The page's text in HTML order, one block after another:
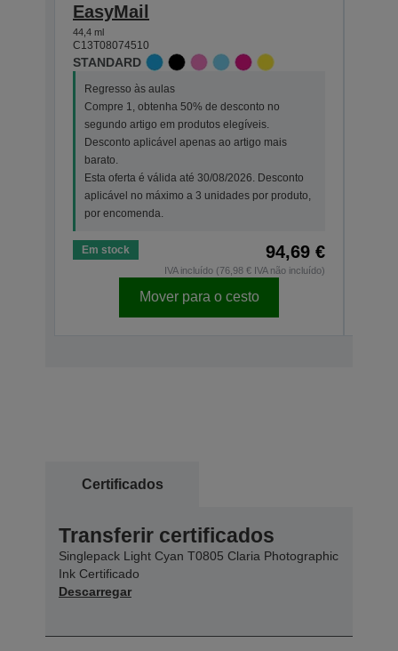
EasyMail
44,4 ml
C13T08074510
STANDARD
Regresso às aulas
Compre 1, obtenha 50% de desconto no
segundo artigo em produtos elegíveis.
Desconto aplicável apenas ao artigo mais
barato.
Esta oferta é válida até 30/08/2026. Desconto
aplicável no máximo a 3 unidades por produto,
por encomenda.
Em stock 94,69 €
IVA incluído (76,98 € IVA não incluído)
Mover para o cesto
Certificados
Transferir certificados
Singlepack Light Cyan T0805 Claria Photographic
Ink Certificado
Descarregar